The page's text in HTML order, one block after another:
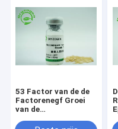
53 Factor van de de
Factorenegf Groei
van de
Recombinante